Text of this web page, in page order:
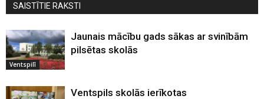
SAISTĪTIE RAKSTI
Ventspilī
Jaunais mācību gads sākas ar svinībām
pilsētas skolās
Ventspils skolās ierīkotas